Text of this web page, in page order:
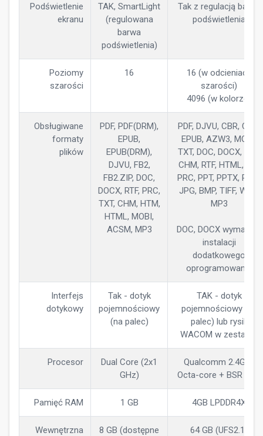
Podświetlenie
ekranu
TAK, SmartLight
(regulowana
barwa
podświetlenia)
Tak z regulacją barwy
podświetlenia
Poziomy
szarości
16
16 (w odcieniach
szarości)
4096 (w kolorze)
Obsługiwane
formaty
plików
PDF, PDF(DRM),
EPUB,
EPUB(DRM),
DJVU, FB2,
FB2.ZIP, DOC,
DOCX, RTF, PRC,
TXT, CHM, HTM,
HTML, MOBI,
ACSM, MP3
PDF, DJVU, CBR, CBZ,
EPUB, AZW3, MOBI,
TXT, DOC, DOCX, FB2,
CHM, RTF, HTML, ZIP,
PRC, PPT, PPTX, PNG,
JPG, BMP, TIFF, WAV,
MP3
DOC, DOCX wymagają
instalacji
dodatkowego
oprogramowania
Interfejs
dotykowy
Tak - dotyk
pojemnościowy
(na palec)
TAK - dotyk
pojemnościowy (na
palec) lub rysik
WACOM w zestawie
Procesor
Dual Core (2x1
GHz)
Qualcomm 2.4Ghz
Octa-core + BSR GPU
Pamięć RAM 1 GB 4GB LPDDR4X
Wewnętrzna
8 GB (dostępne
64 GB (UFS2.1)